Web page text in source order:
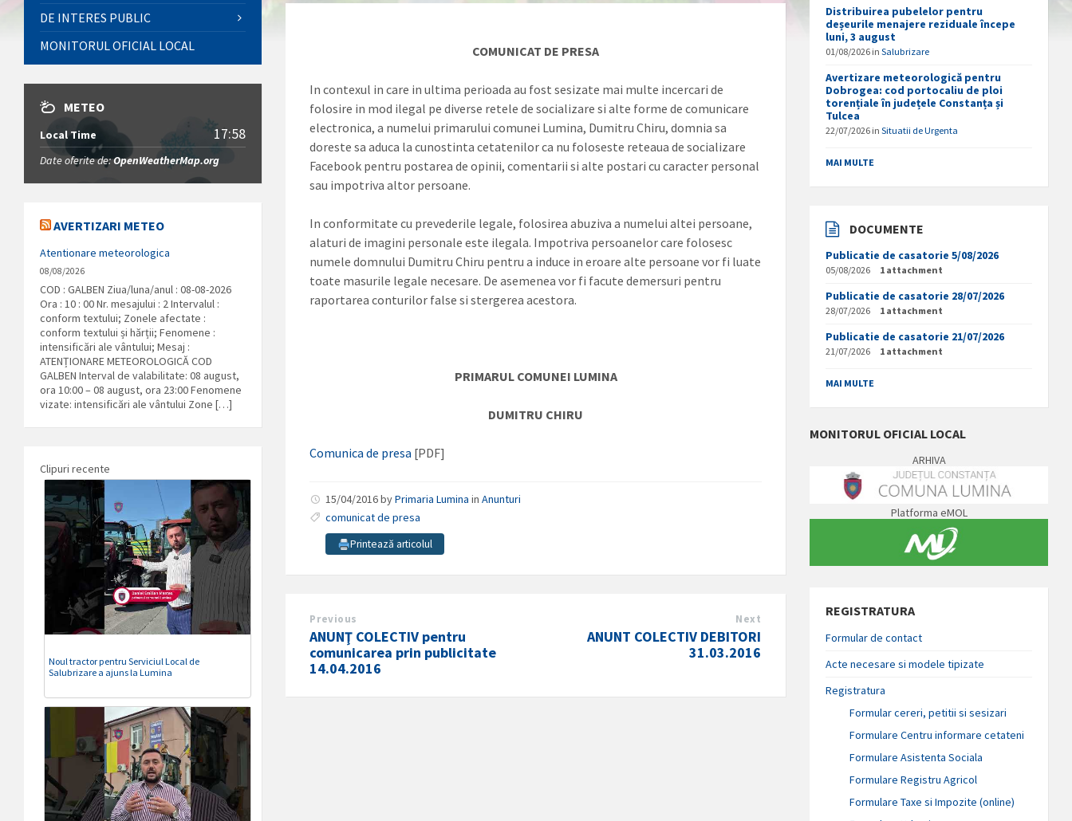
COMUNICAT DE PRESA
In contexul in care in ultima perioada au fost sesizate mai multe incercari de
folosire in mod ilegal pe diverse retele de socializare si alte forme de comunicare
electronica, a numelui primarului comunei Lumina, Dumitru Chiru, domnia sa
doreste sa aduca la cunostinta cetatenilor ca nu foloseste reteaua de socializare
Facebook pentru postarea de opinii, comentarii si alte postari cu caracter personal
sau impotriva altor persoane.
In conformitate cu prevederile legale, folosirea abuziva a numelui altei persoane,
alaturi de imagini personale este ilegala. Impotriva persoanelor care folosesc
numele domnului Dumitru Chiru pentru a induce in eroare alte persoane vor fi luate
toate masurile legale necesare. De asemenea vor fi facute demersuri pentru
raportarea conturilor false si stergerea acestora.
PRIMARUL COMUNEI LUMINA
DUMITRU CHIRU
Comunica de presa [PDF]
15/04/2016byPrimaria Lumina inAnunturi
comunicat de presa
Printează articolul
Previous
ANUNŢ COLECTIV pentru
comunicarea prin publicitate
14.04.2016
Next
ANUNT COLECTIV DEBITORI
31.03.2016
DE INTERES PUBLIC
MONITORUL OFICIAL LOCAL
METEO
Local Time 17:58
Date oferite de:OpenWeatherMap.org
AVERTIZARI METEO
Atentionare meteorologica
08/08/2026
COD : GALBEN Ziua/luna/anul : 08-08-2026
Ora : 10 : 00 Nr. mesajului : 2 Intervalul :
conform textului; Zonele afectate :
conform textului și hărții; Fenomene :
intensificări ale vântului; Mesaj :
ATENȚIONARE METEOROLOGICĂ COD
GALBEN Interval de valabilitate: 08 august,
ora 10:00 – 08 august, ora 23:00 Fenomene
vizate: intensificări ale vântului Zone […]
Clipuri recente
Noul tractor pentru Serviciul Local de
Salubrizare a ajuns la Lumina
Distribuirea pubelelor pentru
deșeurile menajere reziduale începe
luni, 3 august
01/08/2026 inSalubrizare
Avertizare meteorologică pentru
Dobrogea: cod portocaliu de ploi
torențiale în județele Constanța și
Tulcea
22/07/2026 inSituatii de Urgenta
MAI MULTE
DOCUMENTE
Publicatie de casatorie 5/08/2026
05/08/2026 1 attachment
Publicatie de casatorie 28/07/2026
28/07/2026 1 attachment
Publicatie de casatorie 21/07/2026
21/07/2026 1 attachment
MAI MULTE
MONITORUL OFICIAL LOCAL
ARHIVA
Platforma eMOL
REGISTRATURA
Formular de contact
Acte necesare si modele tipizate
Registratura
Formular cereri, petitii si sesizari
Formulare Centru informare cetateni
Formulare Asistenta Sociala
Formulare Registru Agricol
Formulare Taxe si Impozite (online)